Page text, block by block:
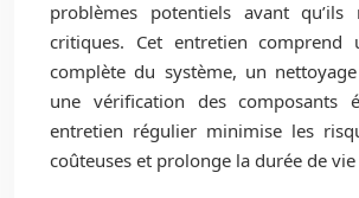
problèmes potentiels avant qu’ils
critiques. Cet entretien comprend
complète du système, un
une vérification des composants
entretien régulier minimise les
coûteuses et prolonge la durée de vie